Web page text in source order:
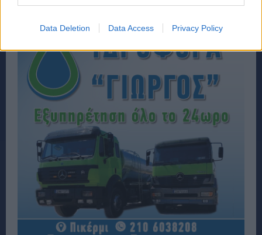
Data Deletion Data Access Privacy Policy